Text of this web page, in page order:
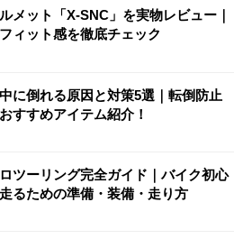
メット「X-SNC」を実物レビュー｜
ィット感を徹底チェック
に倒れる原因と対策5選｜転倒防止
すすめアイテム紹介！
ツーリング完全ガイド｜バイク初心
るための準備・装備・走り方